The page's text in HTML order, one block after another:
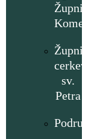
Župnije
Komenda
Župnijska
cerkev
sv.
Petra
Podružnice